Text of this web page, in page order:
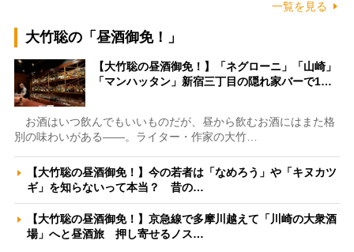
一覧を見る
大竹聡の「昼酒御免！」
【大竹聡の昼酒御免！】「ネグローニ」「山崎」
「マンハッタン」新宿三丁目の隠れ家バーで1…
お酒はいつ飲んでもいいものだが、昼から飲むお酒にはまた格
別の味わいがある――。ライター・作家の大竹…
【大竹聡の昼酒御免！】今の若者は「なめろう」や「キヌカツ
ギ」を知らないって本当？ 昔の…
【大竹聡の昼酒御免！】京急線で多摩川越えて「川崎の大衆酒
場」へと昼酒旅 押し寄せるノス…